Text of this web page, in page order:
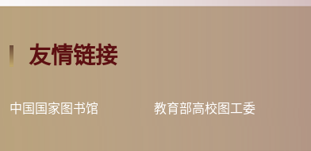
友情链接
中国国家图书馆 教育部高校图工委